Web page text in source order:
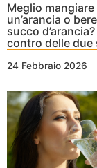
Meglio mangiare
un’arancia o
succo
contro delle due
24 Febbraio 2026